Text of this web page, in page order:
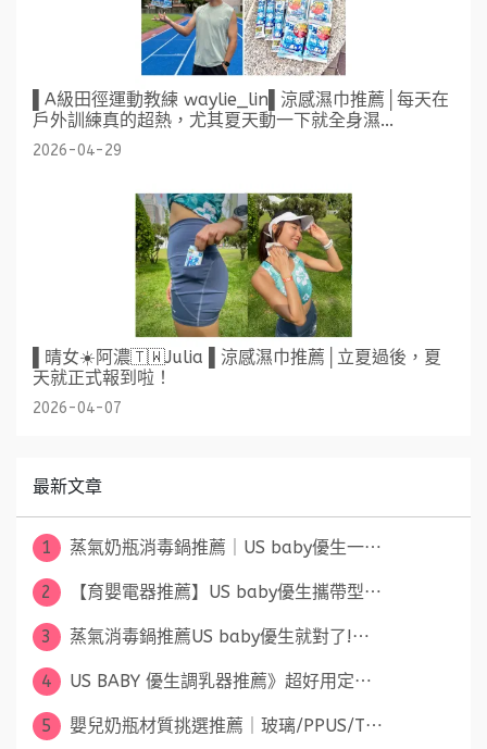
▌A級田徑運動教練 waylie_lin▌涼感濕巾推薦│每天在
戶外訓練真的超熱，尤其夏天動一下就全身濕...
2026-04-29
▌晴女☀️阿濃🇹🇼Julia ▌涼感濕巾推薦│立夏過後，夏
天就正式報到啦！
2026-04-07
最新文章
1 蒸氣奶瓶消毒鍋推薦｜US baby優生一⋯
2 【育嬰電器推薦】US baby優生攜帶型⋯
3 蒸氣消毒鍋推薦US baby優生就對了!⋯
4 US BABY 優生調乳器推薦》超好用定⋯
5 嬰兒奶瓶材質挑選推薦｜玻璃/PPUS/T⋯